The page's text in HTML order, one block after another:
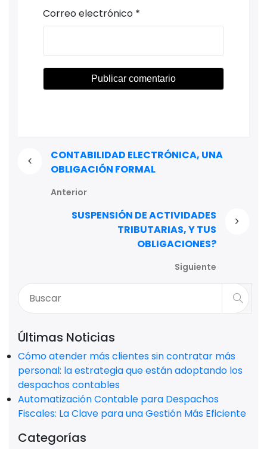
Correo electrónico *
CONTABILIDAD ELECTRÓNICA, UNA
OBLIGACIÓN FORMAL
Anterior
SUSPENSIÓN DE ACTIVIDADES
TRIBUTARIAS, Y TUS
OBLIGACIONES?
Siguiente
Últimas Noticias
Cómo atender más clientes sin contratar más
personal: la estrategia que están adoptando los
despachos contables
Automatización Contable para Despachos
Fiscales: La Clave para una Gestión Más Eficiente
Categorías